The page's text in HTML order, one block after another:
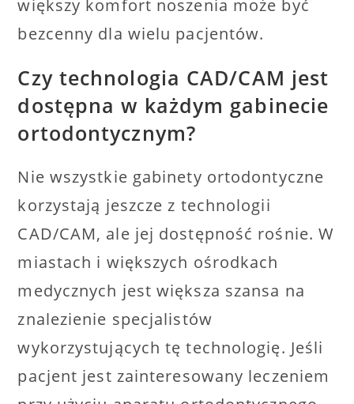
większy komfort noszenia może być
bezcenny dla wielu pacjentów.
Czy technologia CAD/CAM jest
dostępna w każdym gabinecie
ortodontycznym?
Nie wszystkie gabinety ortodontyczne
korzystają jeszcze z technologii
CAD/CAM, ale jej dostępność rośnie. W
miastach i większych ośrodkach
medycznych jest większa szansa na
znalezienie specjalistów
wykorzystujących tę technologię. Jeśli
pacjent jest zainteresowany leczeniem